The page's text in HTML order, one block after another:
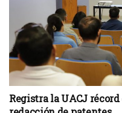
Registra la UACJ